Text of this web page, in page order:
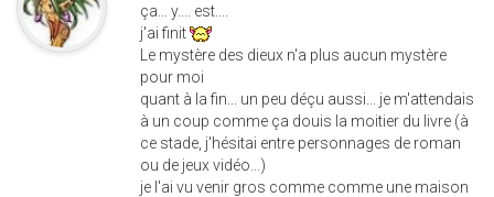
ça... y.... est....
j'ai finit
Le mystère des dieux n'a plus aucun mystère
pour moi
quant à la fin... un peu déçu aussi... je m'attendais
à un coup comme ça douis la moitier du livre (à
ce stade, j'hésitai entre personnages de roman
ou de jeux vidéo...)
je l'ai vu venir gros comme comme une maison